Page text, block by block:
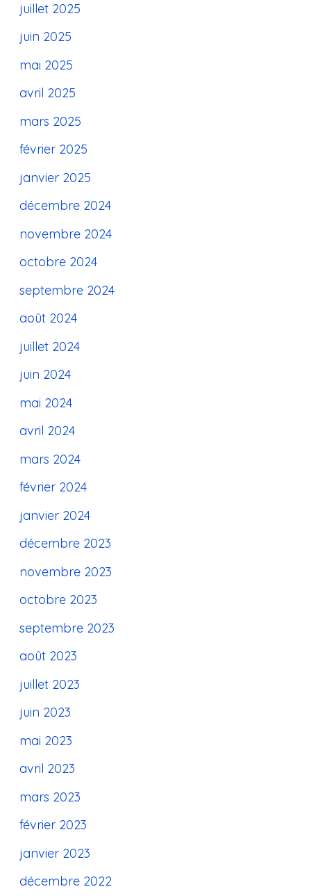
juillet 2025
juin 2025
mai 2025
avril 2025
mars 2025
février 2025
janvier 2025
décembre 2024
novembre 2024
octobre 2024
septembre 2024
août 2024
juillet 2024
juin 2024
mai 2024
avril 2024
mars 2024
février 2024
janvier 2024
décembre 2023
novembre 2023
octobre 2023
septembre 2023
août 2023
juillet 2023
juin 2023
mai 2023
avril 2023
mars 2023
février 2023
janvier 2023
décembre 2022